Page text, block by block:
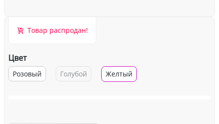
Товар распродан!
Цвет
Розовый Голубой Желтый